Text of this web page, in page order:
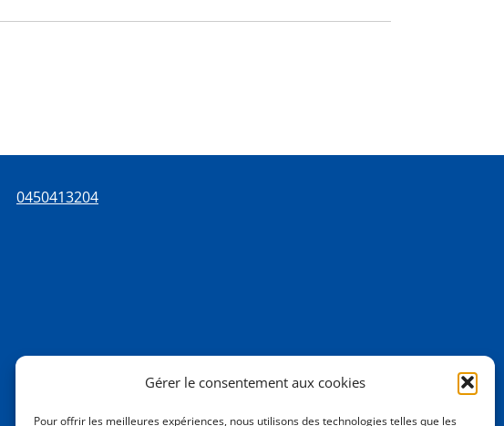
Gérer le consentement aux cookies
Pour offrir les meilleures expériences, nous utilisons des technologies telles que les
0450413204